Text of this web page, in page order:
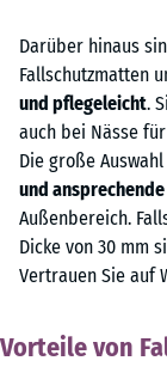
Darüber hinaus
Fallschutzmatten
und pflegeleicht.
auch bei Nässe
Die große
und
Außenbereich.
Dicke von 30 mm
Vertrauen Sie auf
Vorteile von